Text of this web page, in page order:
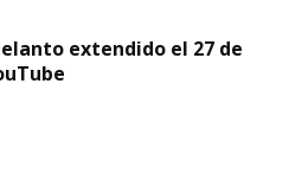
extendido el 27 de